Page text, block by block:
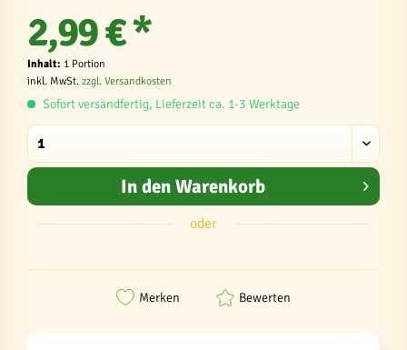
2,99 € *
Inhalt: 1 Portion
inkl. MwSt. zzgl. Versandkosten
Sofort versandfertig, Lieferzeit ca. 1-3 Werktage
In den Warenkorb
oder
Merken Bewerten